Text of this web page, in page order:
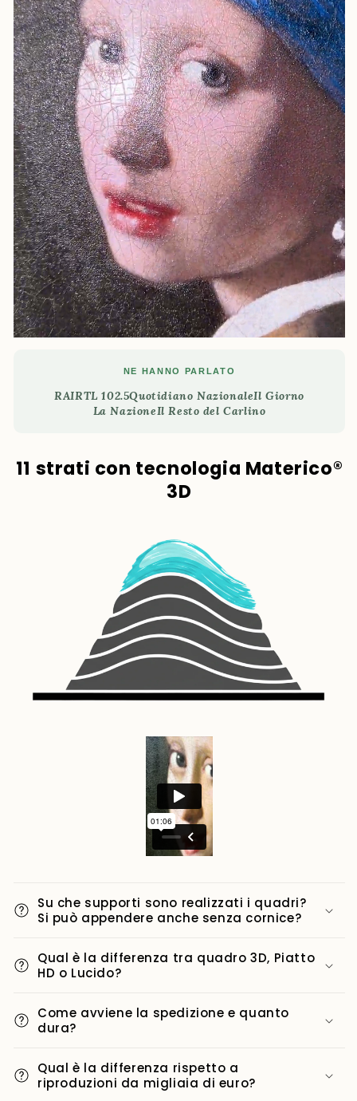
NE HANNO PARLATO
RAIRTL 102.5Quotidiano NazionaleIl Giorno
La NazioneIl Resto del Carlino
11 strati con tecnologia Materico®
3D
Su che supporti sono realizzati i quadri?
Si può appendere anche senza cornice?
Qual è la differenza tra quadro 3D, Piatto
HD o Lucido?
Come avviene la spedizione e quanto
dura?
Qual è la differenza rispetto a
riproduzioni da migliaia di euro?